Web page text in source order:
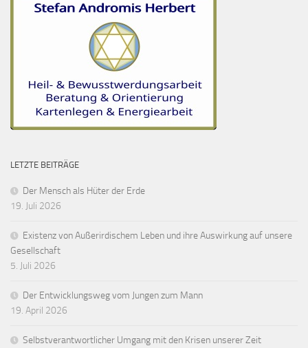
LETZTE BEITRÄGE
Der Mensch als Hüter der Erde
19. Juli 2026
Existenz von Außerirdischem Leben und ihre Auswirkung auf unsere
Gesellschaft
5. Juli 2026
Der Entwicklungsweg vom Jungen zum Mann
19. April 2026
Selbstverantwortlicher Umgang mit den Krisen unserer Zeit